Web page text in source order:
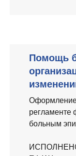
Помощь
Оформление
больным